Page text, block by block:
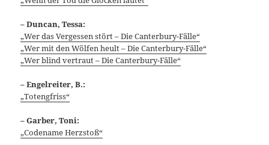
– Duncan, Tessa:
„Wer das Vergessen stört – Die Canterbury-Fälle“
„Wer mit den Wölfen heult – Die Canterbury-Fälle“
„Wer blind vertraut – Die Canterbury-Fälle“
– Engelreiter, B.:
„Totengfriss“
– Garber, Toni:
„Codename Herzstoß“